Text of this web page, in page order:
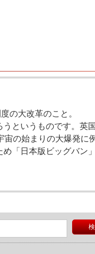
の大改革のこと。
というものです。英
宙の始まりの大爆発に
め「日本版ビッグバン